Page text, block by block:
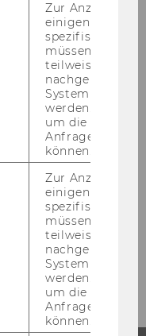
Zur Anzeige von
einigen WU-
spezifischen
müssen
teilweise von
nachgelagerten
System
werden.
um die Antwort
Anfrage
können.
Zur Anzeige von
einigen WU-
spezifischen
müssen
teilweise von
nachgelagerten
System
werden.
um die Antwort
Anfrage
können.